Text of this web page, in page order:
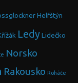
Helfštýn
Ledy Lidečko
Norsko
Rakousko Roháče